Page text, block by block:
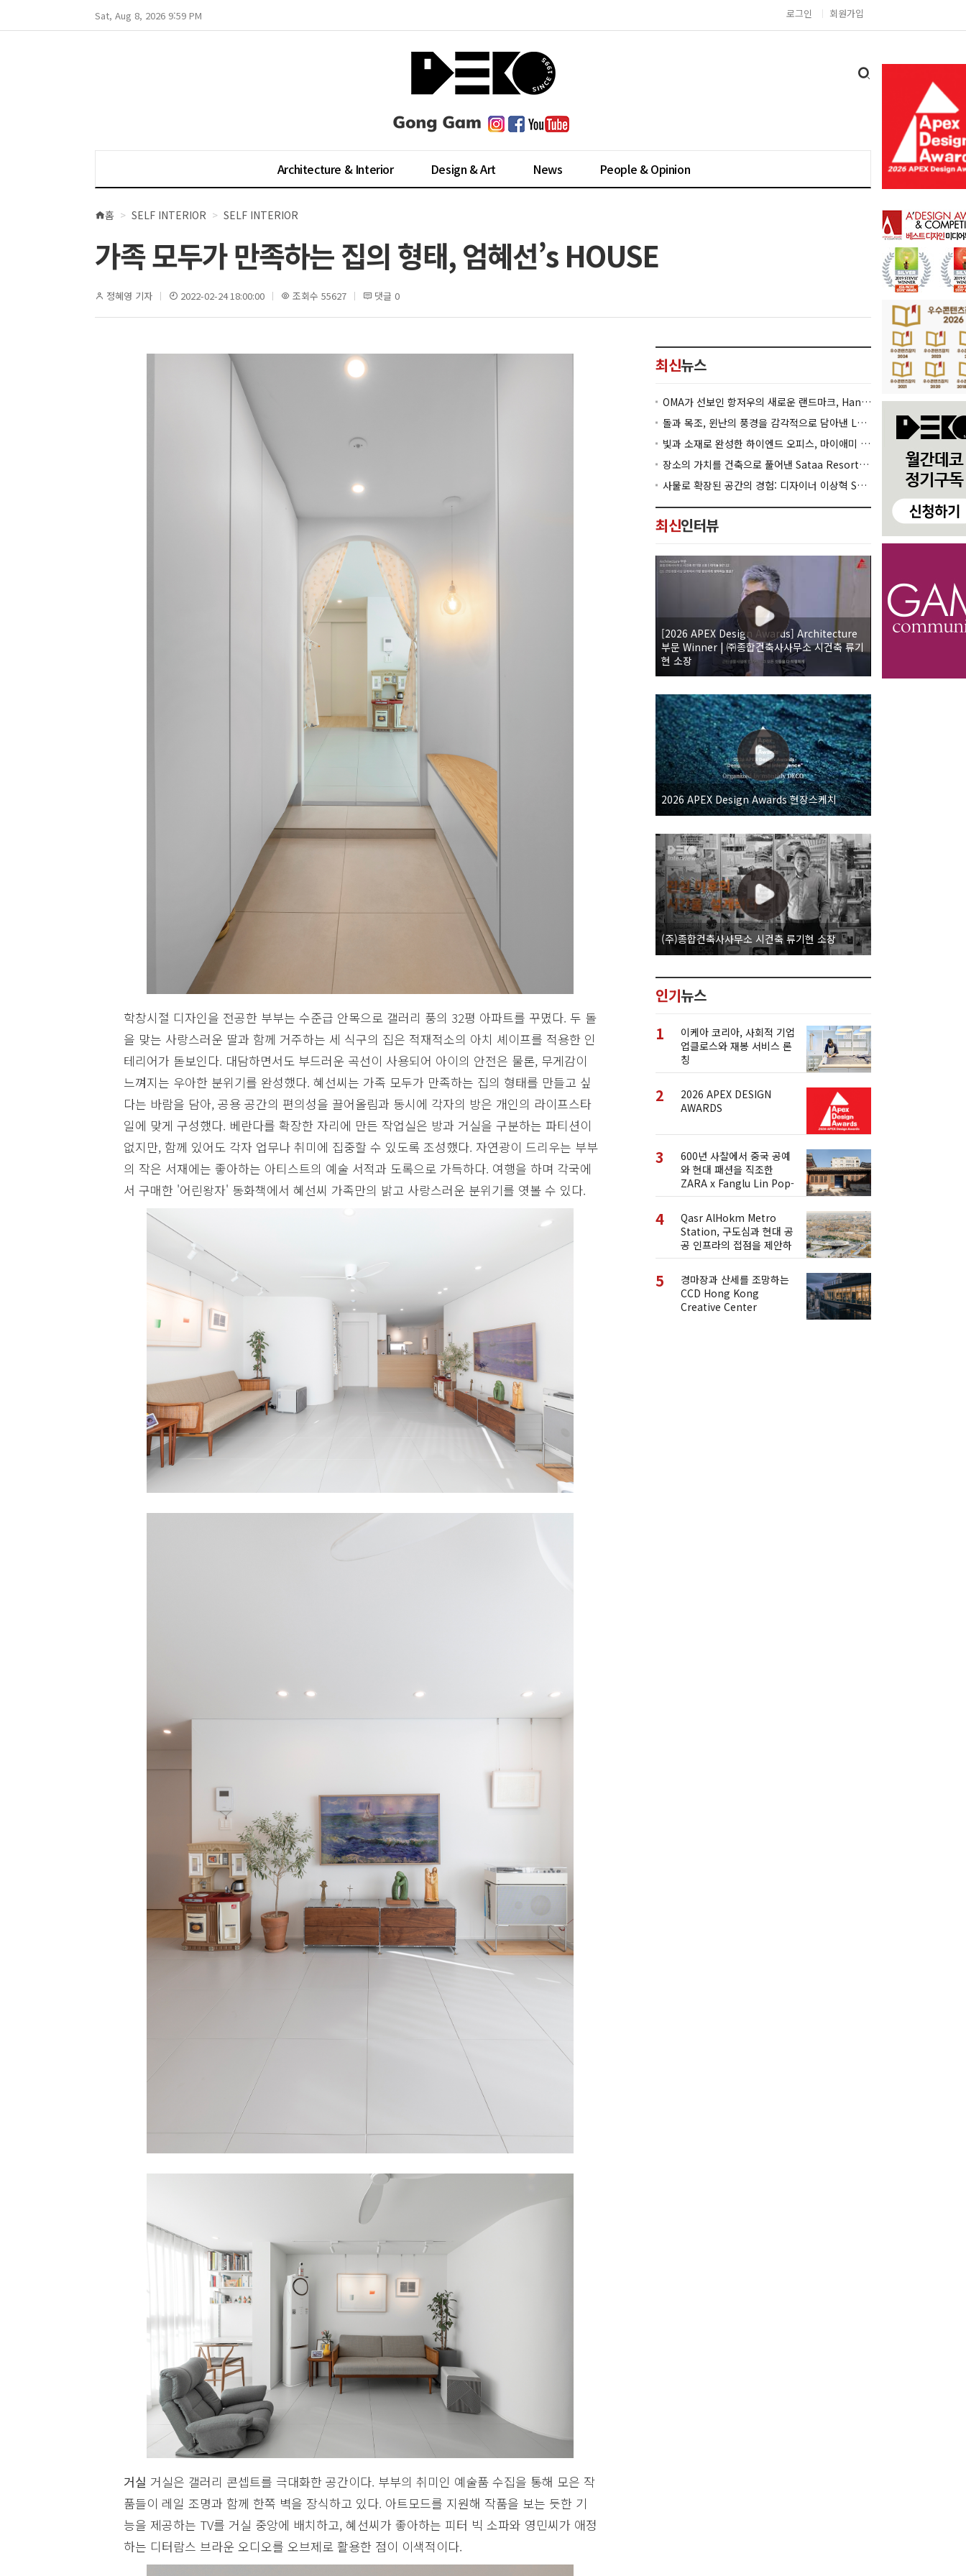
Sat, Aug 8, 2026 9:59 PM 로그인 회원가입
Architecture & Interior Design & Art News People & Opinion
현
위
치
홈 SELF INTERIOR SELF INTERIOR
가족 모두가 만족하는 집의 형태, 엄혜선’s HOUSE
정혜영 기자 2022-02-24 18:00:00 조회수 55627 댓글 0
학창시절 디자인을 전공한 부부는 수준급 안목으로 갤러리 풍의 32평 아파트를 꾸몄다. 두 돌
을 맞는 사랑스러운 딸과 함께 거주하는 세 식구의 집은 적재적소의 아치 셰이프를 적용한 인
테리어가 돋보인다. 대담하면서도 부드러운 곡선이 사용되어 아이의 안전은 물론, 무게감이
느껴지는 우아한 분위기를 완성했다. 혜선씨는 가족 모두가 만족하는 집의 형태를 만들고 싶
다는 바람을 담아, 공용 공간의 편의성을 끌어올림과 동시에 각자의 방은 개인의 라이프스타
일에 맞게 구성했다. 베란다를 확장한 자리에 만든 작업실은 방과 거실을 구분하는 파티션이
없지만, 함께 있어도 각자 업무나 취미에 집중할 수 있도록 조성했다. 자연광이 드리우는 부부
의 작은 서재에는 좋아하는 아티스트의 예술 서적과 도록으로 가득하다. 여행을 하며 각국에
서 구매한 '어린왕자' 동화책에서 혜선씨 가족만의 밝고 사랑스러운 분위기를 엿볼 수 있다.
거실 거실은 갤러리 콘셉트를 극대화한 공간이다. 부부의 취미인 예술품 수집을 통해 모은 작
품들이 레일 조명과 함께 한쪽 벽을 장식하고 있다. 아트모드를 지원해 작품을 보는 듯한 기
능을 제공하는 TV를 거실 중앙에 배치하고, 혜선씨가 좋아하는 피터 빅 소파와 영민씨가 애정
하는 디터람스 브라운 오디오를 오브제로 활용한 점이 이색적이다.
최신뉴스
OMA가 선보인 항저우의 새로운 랜드마크, Hangzhou Prism
돌과 목조, 윈난의 풍경을 감각적으로 담아낸 Lan Bistro Yunnan Restaurant
빛과 소재로 완성한 하이엔드 오피스, 마이애미 830 Brickell
장소의 가치를 건축으로 풀어낸 Sataa Resort Nan
사물로 확장된 공간의 경험: 디자이너 이상혁 SANGHYEOK LEE
최신인터뷰
[2026 APEX Design Awards] Architecture
부문 Winner | ㈜종합건축사사무소 시건축 류기
현 소장
2026 APEX Design Awards 현장스케치
(주)종합건축사사무소 시건축 류기현 소장
인기뉴스
1
이케아 코리아, 사회적 기업
업클로스와 재봉 서비스 론
칭
2
2026 APEX DESIGN
AWARDS
3
600년 사찰에서 중국 공예
와 현대 패션을 직조한
ZARA x Fanglu Lin Pop-
Up
4
Qasr AlHokm Metro
Station, 구도심과 현대 공
공 인프라의 접점을 제안하
다
5
경마장과 산세를 조망하는
CCD Hong Kong
Creative Center